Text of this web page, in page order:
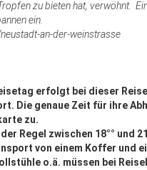
zu bieten hat, verwöhnt.
ein.
an-der-weinstrasse
erfolgt bei dieser Reise
Die genaue Zeit für ihre
zu.
Regel zwischen 18°° und
von einem Koffer und
o.ä. müssen bei